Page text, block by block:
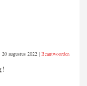
20 augustus 2022 | Beantwoorden